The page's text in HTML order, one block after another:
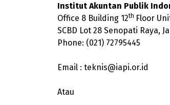
Institut Akuntan Publik
Office 8 Building 12th Floor
SCBD Lot 28 Senopati Raya,
Phone: (021) 72795445
Email : teknis@iapi.or.id
Atau